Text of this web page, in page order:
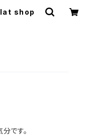
flat shop
です。